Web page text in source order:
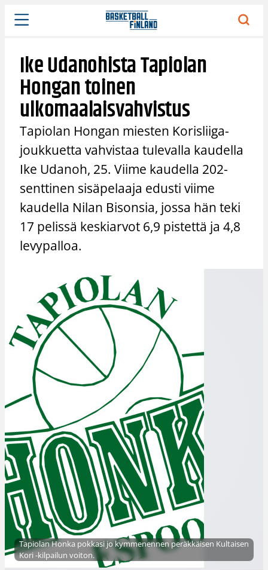
Siirry
sisältöön
Ike Udanohista Tapiolan
Hongan toinen
ulkomaalaisvahvistus
Tapiolan Hongan miesten Korisliiga-
joukkuetta vahvistaa tulevalla kaudella
Ike Udanoh, 25. Viime kaudella 202-
senttinen sisäpelaaja edusti viime
kaudella Nilan Bisonsia, jossa hän teki
17 pelissä keskiarvot 6,9 pistettä ja 4,8
levypalloa.
Tapiolan Honka pokkasi jo kymmenennen peräkkäisen Kultaisen
Kori -kilpailun voiton.